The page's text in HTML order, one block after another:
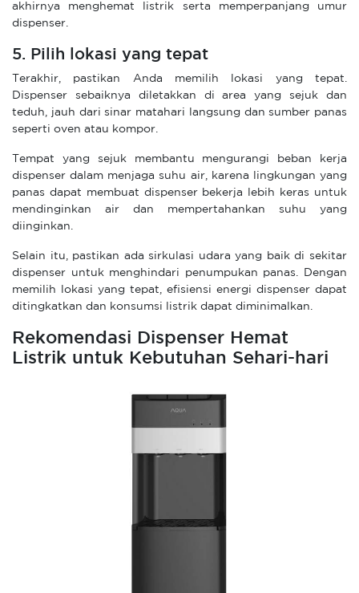
akhirnya menghemat listrik serta memperpanjang umur
dispenser.
5. Pilih lokasi yang tepat
Terakhir, pastikan Anda memilih lokasi yang tepat.
Dispenser sebaiknya diletakkan di area yang sejuk dan
teduh, jauh dari sinar matahari langsung dan sumber panas
seperti oven atau kompor.
Tempat yang sejuk membantu mengurangi beban kerja
dispenser dalam menjaga suhu air, karena lingkungan yang
panas dapat membuat dispenser bekerja lebih keras untuk
mendinginkan air dan mempertahankan suhu yang
diinginkan.
Selain itu, pastikan ada sirkulasi udara yang baik di sekitar
dispenser untuk menghindari penumpukan panas. Dengan
memilih lokasi yang tepat, efisiensi energi dispenser dapat
ditingkatkan dan konsumsi listrik dapat diminimalkan.
Rekomendasi Dispenser Hemat
Listrik untuk Kebutuhan Sehari-hari